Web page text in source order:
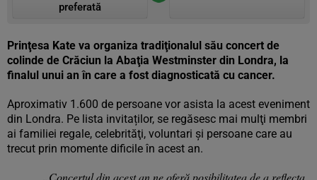
preferată
Prinţesa Kate va organiza tradiţionalul său concert de
colinde de Crăciun la Abaţia Westminster din Londra, la
finalul unui an în care a fost diagnosticată cu cancer.
Aproximativ 1.600 de persoane vor asista la acest eveniment
din Londra. Pe lista invitaților, se regăsesc mai mulţi membri
ai familiei regale, celebrităţi, voluntari şi persoane care au
trecut prin momente dificile în acest an.
„Concertul din acest an ne oferă posibilitatea de a reflecta